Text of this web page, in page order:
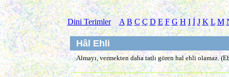
Dini Terimler A B C Ç D E F G H I İ J K L M
Hâl Ehli
Almayı, vermekten daha tatlı gören hal ehli olamaz.